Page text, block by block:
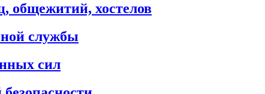
общежитий, хостелов
службы
сил